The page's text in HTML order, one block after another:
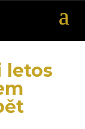
letos